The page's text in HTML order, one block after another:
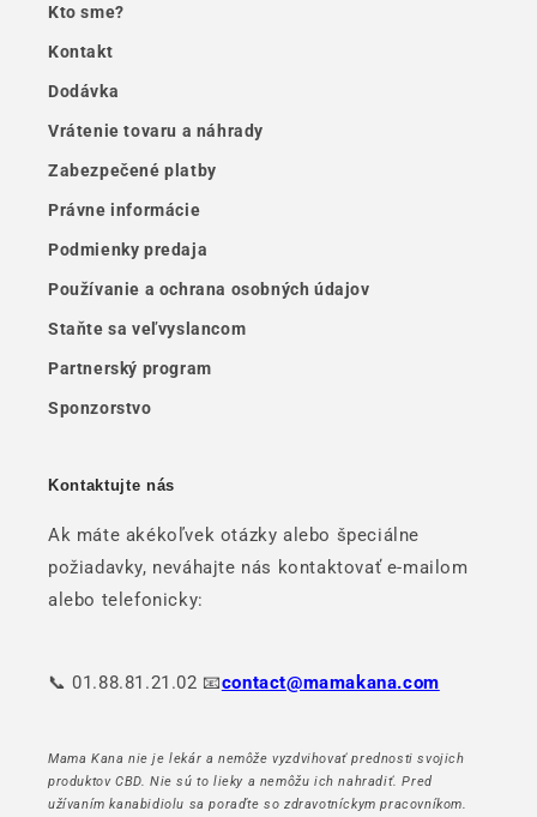
Kto sme?
Kontakt
Dodávka
Vrátenie tovaru a náhrady
Zabezpečené platby
Právne informácie
Podmienky predaja
Používanie a ochrana osobných údajov
Staňte sa veľvyslancom
Partnerský program
Sponzorstvo
Kontaktujte nás
Ak máte akékoľvek otázky alebo špeciálne
požiadavky, neváhajte nás kontaktovať e-mailom
alebo telefonicky:
📞 01.88.81.21.02 📧contact@mamakana.com
Mama Kana nie je lekár a nemôže vyzdvihovať prednosti svojich
produktov CBD. Nie sú to lieky a nemôžu ich nahradiť. Pred
užívaním kanabidiolu sa poraďte so zdravotníckym pracovníkom.